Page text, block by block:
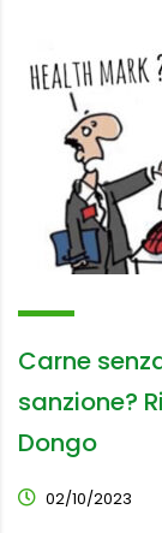
Carne
sanzione?
Dongo
02/10/2023